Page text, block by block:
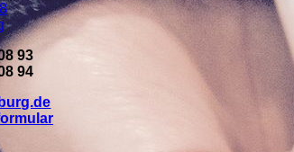
uns Zeit
93
94